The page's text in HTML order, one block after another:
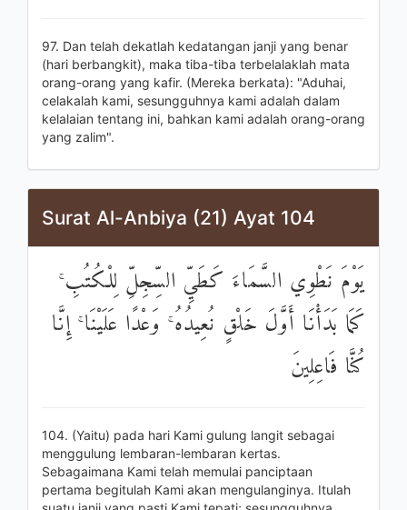
97. Dan telah dekatlah kedatangan janji yang benar
(hari berbangkit), maka tiba-tiba terbelalaklah mata
orang-orang yang kafir. (Mereka berkata): "Aduhai,
celakalah kami, sesungguhnya kami adalah dalam
kelalaian tentang ini, bahkan kami adalah orang-orang
yang zalim".
Surat Al-Anbiya (21) Ayat 104
يَوْمَ نَطْوِي السَّمَاءَ كَطَيِّ السِّجِلِّ لِلْكُتُبِ ۚ
كَمَا بَدَأْنَا أَوَّلَ خَلْقٍ نُعِيدُهُ ۚ وَعْدًا عَلَيْنَا ۚ إِنَّا
كُنَّا فَاعِلِينَ
104. (Yaitu) pada hari Kami gulung langit sebagai
menggulung lembaran-lembaran kertas.
Sebagaimana Kami telah memulai panciptaan
pertama begitulah Kami akan mengulanginya. Itulah